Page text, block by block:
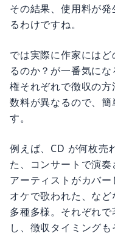
その結果、使用料が
るわけですね。
では実際に作家には
るのか？が一番気に
権それぞれで徴収の
数料が異なるので、
す。
例えば、CD が何枚売
た、コンサートで演
アーティストがカバ
オケで歌われた、な
多種多様。それぞれ
し、徴収タイミングも